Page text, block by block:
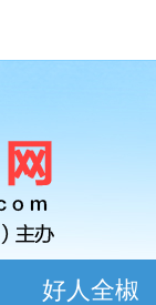
好人全椒